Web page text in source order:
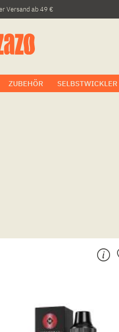
Versand ab 49 €
ZUBEHÖR SELBSTWICKLER